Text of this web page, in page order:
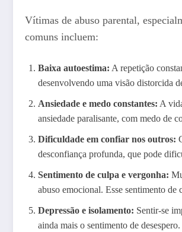
Vítimas de abuso parental,
comuns incluem:
Baixa autoestima: A repetição
desenvolvendo uma visão distorcida
Ansiedade e medo constantes: A
ansiedade paralisante, com medo de
Dificuldade em confiar nos outros:
desconfiança profunda, que pode
Sentimento de culpa e vergonha:
abuso emocional. Esse sentimento de
Depressão e isolamento: Sentir-se
ainda mais o sentimento de desespero.